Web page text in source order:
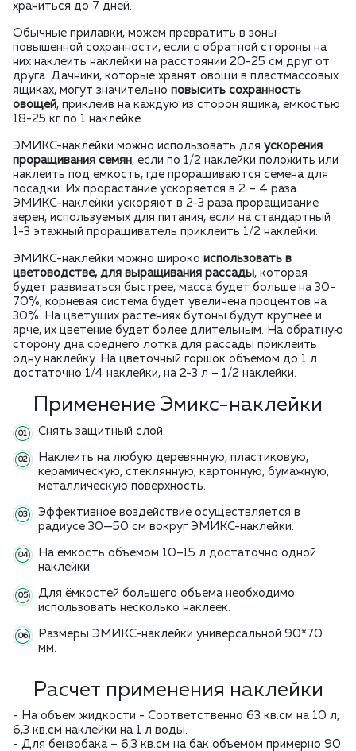
храниться до 7 дней.
Обычные прилавки, можем превратить в зоны
повышенной сохранности, если с обратной стороны на
них наклеить наклейки на расстоянии 20-25 см друг от
друга. Дачники, которые хранят овощи в пластмассовых
ящиках, могут значительно повысить сохранность
овощей, приклеив на каждую из сторон ящика, емкостью
18-25 кг по 1 наклейке.
ЭМИКС-наклейки можно использовать для ускорения
проращивания семян, если по 1/2 наклейки положить или
наклеить под емкость, где проращиваются семена для
посадки. Их прорастание ускоряется в 2 – 4 раза.
ЭМИКС-наклейки ускоряют в 2-3 раза проращивание
зерен, используемых для питания, если на стандартный
1-3 этажный проращиватель приклеить 1/2 наклейки.
ЭМИКС-наклейки можно широко использовать в
цветоводстве, для выращивания рассады, которая
будет развиваться быстрее, масса будет больше на 30-
70%, корневая система будет увеличена процентов на
30%. На цветущих растениях бутоны будут крупнее и
ярче, их цветение будет более длительным. На обратную
сторону дна среднего лотка для рассады приклеить
одну наклейку. На цветочный горшок объемом до 1 л
достаточно 1/4 наклейки, на 2-3 л – 1/2 наклейки.
Применение Эмикс-наклейки
Снять защитный слой.
Наклеить на любую деревянную, пластиковую,
керамическую, стеклянную, картонную, бумажную,
металлическую поверхность.
Эффективное воздействие осуществляется в
радиусе 30—50 см вокруг ЭМИКС-наклейки.
На ёмкость объемом 10–15 л достаточно одной
наклейки.
Для ёмкостей большего объема необходимо
использовать несколько наклеек.
Размеры ЭМИКС-наклейки универсальной 90*70
мм.
Расчет применения наклейки
- На объем жидкости - Соответственно 63 кв.см на 10 л,
6,3 кв.см наклейки на 1 л воды.
- Для бензобака – 6,3 кв.см на бак объемом примерно 90